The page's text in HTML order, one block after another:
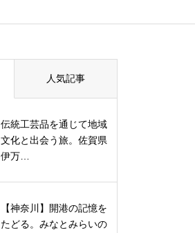
人気記事
伝統工芸品を通じて地域
文化と出会う旅。佐賀県
伊万…
【神奈川】開港の記憶を
たどる。みなとみらいの